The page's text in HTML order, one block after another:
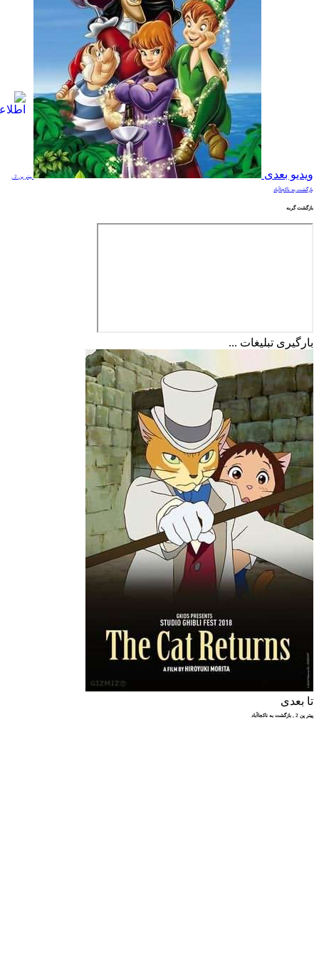
ویدیو بعدی پیتر پن 2 ,
بازگشت به ناکجاآباد
بازگشت گربه
بارگیری تبلیغات ...
تا بعدی
پیتر پن 2 , بازگشت به ناکجاآباد